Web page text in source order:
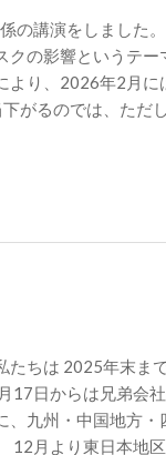
の講演をしました
クの影響というテー
より、2026年2月に
がるのでは、ただ
たちは 2025年末ま
17日からは兄弟会
、九州・中国地方・
12月より東日本地